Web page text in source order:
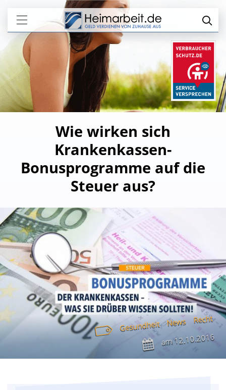
Wie wirken sich
Krankenkassen-
Bonusprogramme auf die
Steuer aus?
Gesundheit News Recht
am12.10.2016